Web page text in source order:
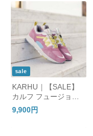
sale
KARHU｜【SALE】
カルフ フュージョン L
ilas/Golden Green ス
ニーカー フィンラン
9,900円